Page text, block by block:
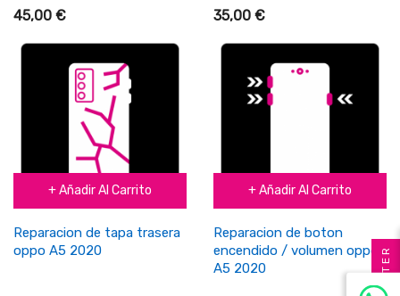
45,00 € 35,00 €
+ Añadir Al Carrito
Reparacion de tapa trasera
oppo A5 2020
+ Añadir Al Carrito
Reparacion de boton
encendido / volumen oppo
A5 2020
FILTER